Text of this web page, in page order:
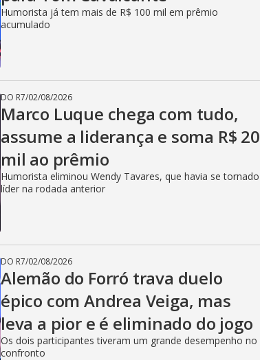
Humorista já tem mais de R$ 100 mil em prêmio
acumulado
DO R7/02/08/2026
Marco Luque chega com tudo,
assume a liderança e soma R$ 20
mil ao prêmio
Humorista eliminou Wendy Tavares, que havia se tornado
líder na rodada anterior
DO R7/02/08/2026
Alemão do Forró trava duelo
épico com Andrea Veiga, mas
leva a pior e é eliminado do jogo
Os dois participantes tiveram um grande desempenho no
confronto